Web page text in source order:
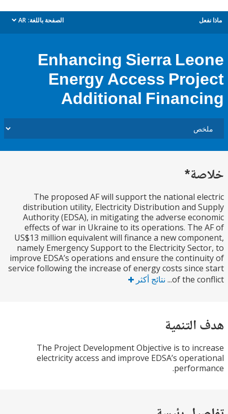
الصفحة باللغة: AR
dropdown
Enhancing Sierra
Energy Access
Additional
The proposed AF will support the national
distribution utility, Electricity Distribution and
Authority (EDSA), in mitigating the adverse
effects of war in Ukraine to its operations.
US$13 million equivalent will finance a new
namely Emergency Support to the Electricity
improve EDSA’s operations and ensure the
service following the increase of energy costs
of the
نتائج أكثر
The Project Development Objective is to
electricity access and improve EDSA’s